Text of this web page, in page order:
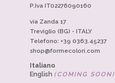
P.Iva IT02276090160
via Zanda 17
Treviglio (BG) - ITALY
Telefono: +39 0363.45237
shop@formecolori.com
Italiano
English (COMING SOON)